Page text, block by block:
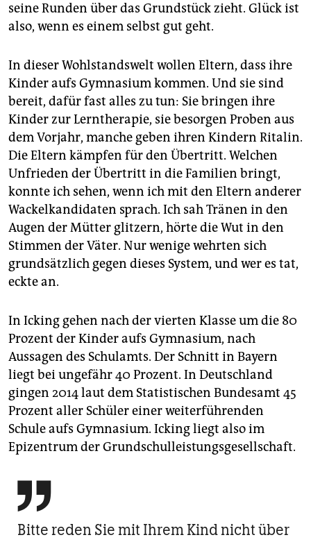
seine Runden über das Grundstück zieht. Glück ist
also, wenn es einem selbst gut geht.
In dieser Wohlstandswelt wollen Eltern, dass ihre
Kinder aufs Gymnasium kommen. Und sie sind
bereit, dafür fast alles zu tun: Sie bringen ihre
Kinder zur Lerntherapie, sie besorgen Proben aus
dem Vorjahr, manche geben ihren Kindern Ritalin.
Die Eltern kämpfen für den Übertritt. Welchen
Unfrieden der Übertritt in die Familien bringt,
konnte ich sehen, wenn ich mit den Eltern anderer
Wackelkandidaten sprach. Ich sah Tränen in den
Augen der Mütter glitzern, hörte die Wut in den
Stimmen der Väter. Nur wenige wehrten sich
grundsätzlich gegen dieses System, und wer es tat,
eckte an.
In Icking gehen nach der vierten Klasse um die 80
Prozent der Kinder aufs Gymnasium, nach
Aussagen des Schulamts. Der Schnitt in Bayern
liegt bei ungefähr 40 Prozent. In Deutschland
gingen 2014 laut dem Statistischen Bundesamt 45
Prozent aller Schüler einer weiterführenden
Schule aufs Gymnasium. Icking liegt also im
Epizentrum der Grundschulleistungsgesellschaft.

Bitte reden Sie mit Ihrem Kind nicht über